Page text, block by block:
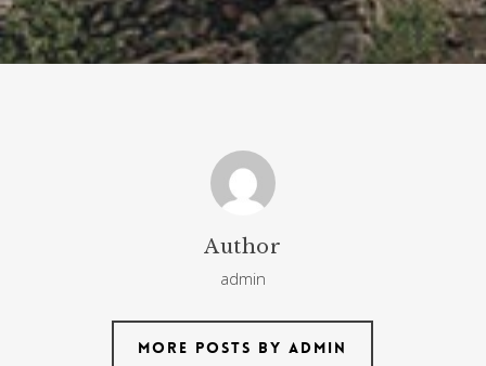
Author
admin
More posts by admin